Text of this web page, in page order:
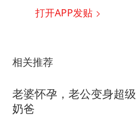
打开APP发贴
相关推荐
老婆怀孕，老公变身超级
奶爸